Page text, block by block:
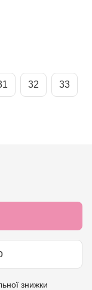
32 33
знижки